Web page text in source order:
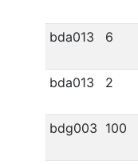
bda013 6
bda013 2
bdg003 100